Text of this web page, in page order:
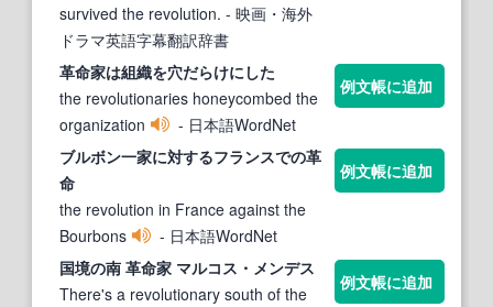
survived the revolution. - 映画・海外
ドラマ英語字幕翻訳辞書
革命家は組織を穴だらけにした
the revolutionaries honeycombed the
organization
- 日本語WordNet
例文帳に追加
ブルボン一家に対するフランスでの革
命
the revolution in France against the
Bourbons
- 日本語WordNet
例文帳に追加
国境の南 革命家 マルコス・メンデス
There's a revolutionary south of the
例文帳に追加